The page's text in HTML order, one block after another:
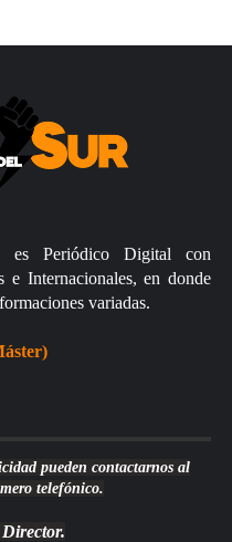
es Periódico Digital con
e Internacionales, en donde
variadas.
pueden contactarnos al
telefónico.
Director.